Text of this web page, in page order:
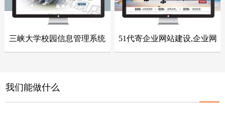
- 网站建设案例 -
点击浏览
三峡大学校园信息管理系统 - 网站建设案例 -
51代寄企业网站建设,企业网
我们能做什么